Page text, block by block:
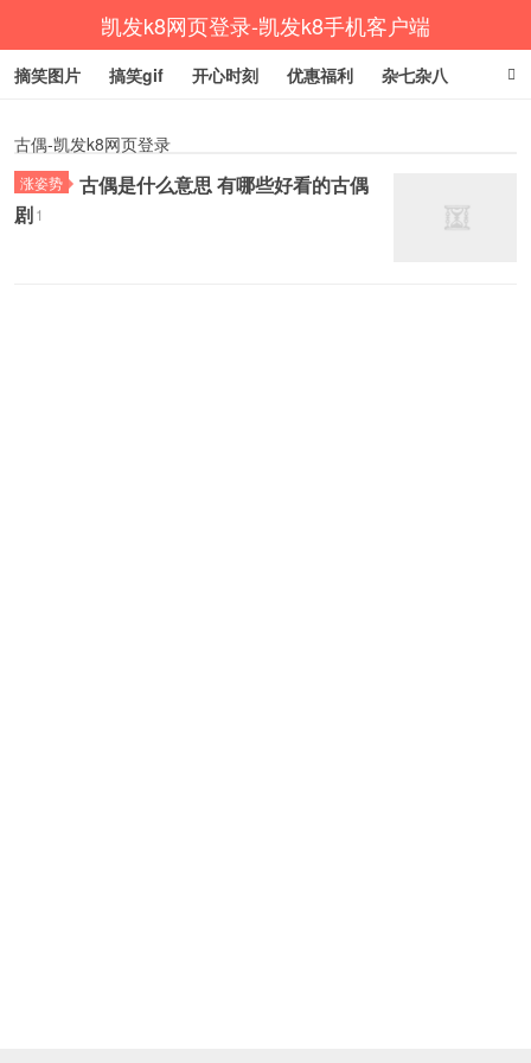
凯发k8网页登录-凯发k8手机客户端
摘笑图片 搞笑gif 开心时刻 优惠福利 杂七杂八
古偶-凯发k8网页登录
涨姿势
古偶是什么意思 有哪些好看的古偶
剧1